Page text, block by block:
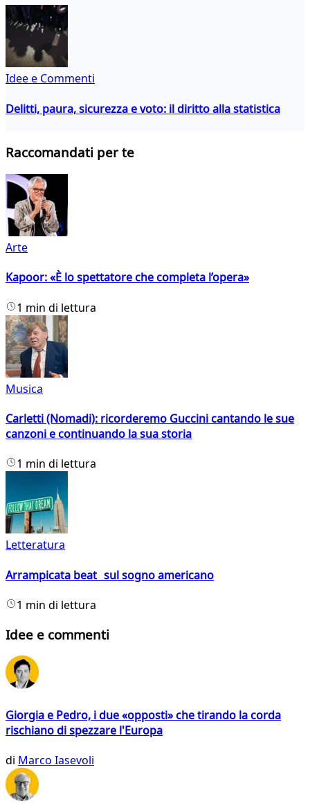
Idee e Commenti
Delitti, paura, sicurezza e voto: il diritto alla statistica
Raccomandati per te
Arte
Kapoor: «È lo spettatore che completa l’opera»
1 min di lettura
Musica
Carletti (Nomadi): ricorderemo Guccini cantando le sue
canzoni e continuando la sua storia
1 min di lettura
Letteratura
Arrampicata beat sul sogno americano
1 min di lettura
Idee e commenti
Giorgia e Pedro, i due «opposti» che tirando la corda
rischiano di spezzare l'Europa
di Marco Iasevoli